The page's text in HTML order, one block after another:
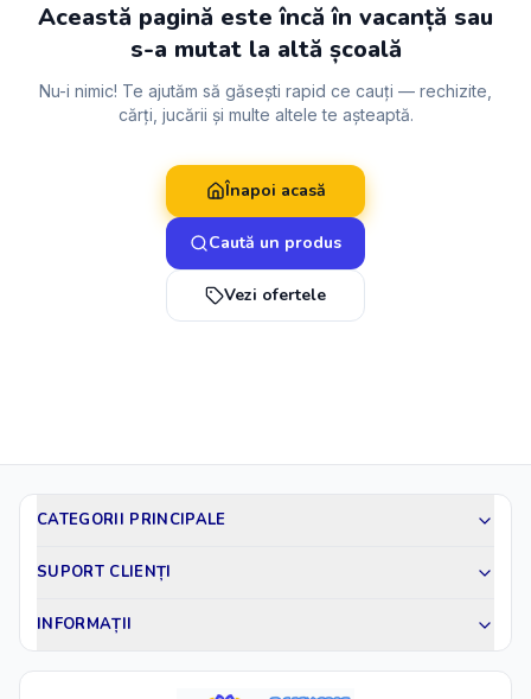
Această pagină este încă în vacanță sau
s-a mutat la altă școală
Nu-i nimic! Te ajutăm să găsești rapid ce cauți — rechizite,
cărți, jucării și multe altele te așteaptă.
Înapoi acasă
Caută un produs
Vezi ofertele
CATEGORII PRINCIPALE
SUPORT CLIENȚI
INFORMAȚII